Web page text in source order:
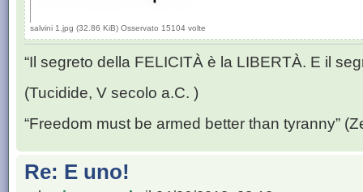
salvini 1.jpg (32.86 KiB) Osservato 15104 volte
“Il segreto della FELICITÀ è la LIBERTÀ. E il
(Tucidide, V secolo a.C. )
“Freedom must be armed better than tyranny”
Re: E uno!